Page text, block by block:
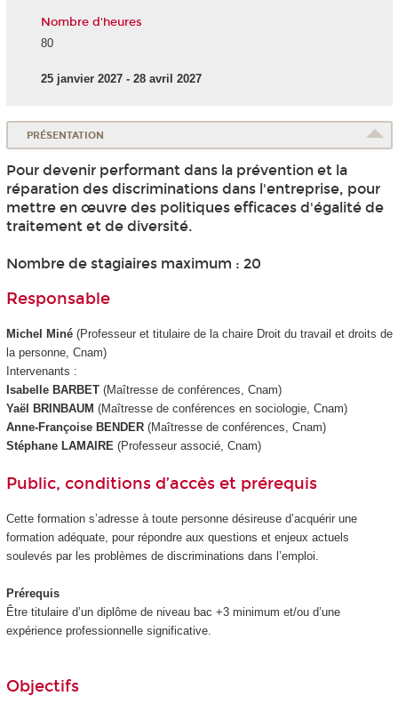
Nombre d'heures
80
25 janvier 2027 - 28 avril 2027
PRÉSENTATION
Pour devenir performant dans la prévention et la
réparation des discriminations dans l'entreprise, pour
mettre en œuvre des politiques efficaces d'égalité de
traitement et de diversité.
Nombre de stagiaires maximum : 20
Responsable
Michel Miné(Professeur et titulaire de la chaire Droit du travail et droits de
la personne, Cnam)
Intervenants :
Isabelle BARBET(Maîtresse de conférences, Cnam)
Yaël BRINBAUM (Maîtresse de conférences en sociologie, Cnam)
Anne-Françoise BENDER(Maîtresse de conférences, Cnam)
Stéphane LAMAIRE (Professeur associé, Cnam)
Public, conditions d’accès et prérequis
Cette formation s’adresse à toute personne désireuse d’acquérir une
formation adéquate, pour répondre aux questions et enjeux actuels
soulevés par les problèmes de discriminations dans l’emploi.
Prérequis
Être titulaire d’un diplôme de niveau bac +3 minimum et/ou d’une
expérience professionnelle significative.
Objectifs